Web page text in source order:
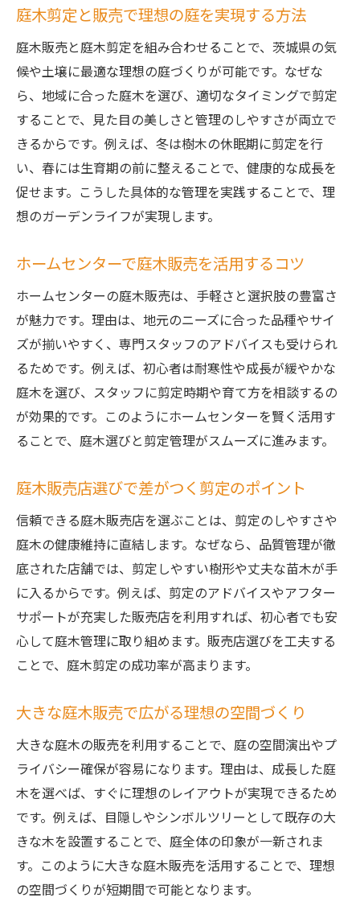
庭木販売店が教えるおすすめの手入れ方法
大型園芸店で選ぶ茨城県向け庭木の特徴
庭木剪定のタイミングと気候の関係を知ろ
う
ホームセンターでの庭木販売活用法と手入
れ
育てやすい庭木を選ぶ剪定のコツと注意点
初めてなら押さえたい庭木剪定の基本
庭木剪定の基本と販売店での相談ポイント
庭木販売店スタッフが伝える剪定のコツ
庭木剪定で失敗しない苗木販売の見極め方
ホームセンターの庭木販売と剪定方法の解
説
初めてでも安心の庭木剪定ステップと販売
情報
庭木と植木の違いを知って選び方を工夫
庭木販売と植木苗木販売の特徴を比較
庭木剪定で知っておきたい植木との使い分
け
販売店で確認する庭木と植木の見分け方
庭木販売で役立つ植木との選び方のコツ
剪定しやすい庭木と植木のポイントとは
低木選びで庭の個性と管理のしやすさを両立
庭木剪定で叶える低木の美しいレイアウト
庭木販売で人気の低木と選び方の秘訣
低木選びのコツと庭木剪定の連携方法
管理が楽になる低木と庭木剪定のコツ
庭木販売店で見つける個性派低木の魅力
珍しい庭木販売情報と育て方の秘訣
珍しい庭木販売と庭木剪定の注意点を解説
庭木販売店で手に入る希少種の育て方
庭木剪定と販売で理想の庭を実現する方法
庭木販売と庭木剪定を組み合わせることで、茨城県の気
候や土壌に最適な理想の庭づくりが可能です。なぜな
ら、地域に合った庭木を選び、適切なタイミングで剪定
することで、見た目の美しさと管理のしやすさが両立で
きるからです。例えば、冬は樹木の休眠期に剪定を行
い、春には生育期の前に整えることで、健康的な成長を
促せます。こうした具体的な管理を実践することで、理
想のガーデンライフが実現します。
ホームセンターで庭木販売を活用するコツ
ホームセンターの庭木販売は、手軽さと選択肢の豊富さ
が魅力です。理由は、地元のニーズに合った品種やサイ
ズが揃いやすく、専門スタッフのアドバイスも受けられ
るためです。例えば、初心者は耐寒性や成長が緩やかな
庭木を選び、スタッフに剪定時期や育て方を相談するの
が効果的です。このようにホームセンターを賢く活用す
ることで、庭木選びと剪定管理がスムーズに進みます。
庭木販売店選びで差がつく剪定のポイント
信頼できる庭木販売店を選ぶことは、剪定のしやすさや
庭木の健康維持に直結します。なぜなら、品質管理が徹
底された店舗では、剪定しやすい樹形や丈夫な苗木が手
に入るからです。例えば、剪定のアドバイスやアフター
サポートが充実した販売店を利用すれば、初心者でも安
心して庭木管理に取り組めます。販売店選びを工夫する
ことで、庭木剪定の成功率が高まります。
大きな庭木販売で広がる理想の空間づくり
大きな庭木の販売を利用することで、庭の空間演出やプ
ライバシー確保が容易になります。理由は、成長した庭
木を選べば、すぐに理想のレイアウトが実現できるため
です。例えば、目隠しやシンボルツリーとして既存の大
きな木を設置することで、庭全体の印象が一新されま
す。このように大きな庭木販売を活用することで、理想
の空間づくりが短期間で可能となります。